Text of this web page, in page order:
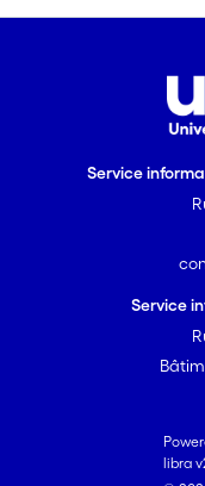
Service
Service
libra